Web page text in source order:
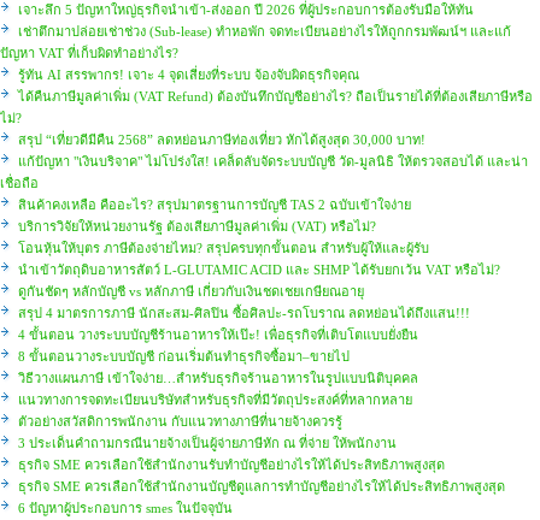
เจาะลึก 5 ปัญหาใหญ่ธุรกิจนำเข้า-ส่งออก ปี 2026 ที่ผู้ประกอบการต้องรับมือให้ทัน
เช่าตึกมาปล่อยเช่าช่วง (Sub-lease) ทำหอพัก จดทะเบียนอย่างไรให้ถูกกรมพัฒน์ฯ และแก้
ปัญหา VAT ที่เก็บผิดทำอย่างไร?
รู้ทัน AI สรรพากร! เจาะ 4 จุดเสี่ยงที่ระบบ จ้องจับผิดธุรกิจคุณ
ได้คืนภาษีมูลค่าเพิ่ม (VAT Refund) ต้องบันทึกบัญชีอย่างไร? ถือเป็นรายได้ที่ต้องเสียภาษีหรือ
ไม่?
สรุป “เที่ยวดีมีคืน 2568” ลดหย่อนภาษีท่องเที่ยว หักได้สูงสุด 30,000 บาท!
แก้ปัญหา "เงินบริจาค" ไม่โปร่งใส! เคล็ดลับจัดระบบบัญชี วัด-มูลนิธิ ให้ตรวจสอบได้ และน่า
เชื่อถือ
สินค้าคงเหลือ คืออะไร? สรุปมาตรฐานการบัญชี TAS 2 ฉบับเข้าใจง่าย
บริการวิจัยให้หน่วยงานรัฐ ต้องเสียภาษีมูลค่าเพิ่ม (VAT) หรือไม่?
โอนหุ้นให้บุตร ภาษีต้องจ่ายไหม? สรุปครบทุกขั้นตอน สำหรับผู้ให้และผู้รับ
นำเข้าวัตถุดิบอาหารสัตว์ L-GLUTAMIC ACID และ SHMP ได้รับยกเว้น VAT หรือไม่?
ดูกันชัดๆ หลักบัญชี vs หลักภาษี เกี่ยวกับเงินชดเชยเกษียณอายุ
สรุป 4 มาตรการภาษี นักสะสม-ศิลปิน ซื้อศิลปะ-รถโบราณ ลดหย่อนได้ถึงแสน!!!
4 ขั้นตอน วางระบบบัญชีร้านอาหารให้เป๊ะ! เพื่อธุรกิจที่เติบโตแบบยั่งยืน
8 ขั้นตอนวางระบบบัญชี ก่อนเริ่มต้นทำธุรกิจซื้อมา–ขายไป
วิธีวางแผนภาษี เข้าใจง่าย…สำหรับธุรกิจร้านอาหารในรูปแบบนิติบุคคล
แนวทางการจดทะเบียนบริษัทสำหรับธุรกิจที่มีวัตถุประสงค์ที่หลากหลาย
ตัวอย่างสวัสดิการพนักงาน กับแนวทางภาษีที่นายจ้างควรรู้
3 ประเด็นคำถามกรณีนายจ้างเป็นผู้จ่ายภาษีหัก ณ ที่จ่าย ให้พนักงาน
ธุรกิจ SME ควรเลือกใช้สำนักงานรับทำบัญชีอย่างไรให้ได้ประสิทธิภาพสูงสุด
ธุรกิจ SME ควรเลือกใช้สำนักงานบัญชีดูแลการทำบัญชีอย่างไรให้ได้ประสิทธิภาพสูงสุด
6 ปัญหาผู้ประกอบการ smes ในปัจจุบัน